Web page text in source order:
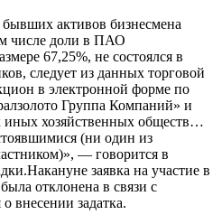
активов бизнесмена
числе доли в ПАО
67,25%, не состоялся в
следует из данных торговой
в электронной форме по
Группа Компаний» и
иных хозяйственных обществ…
(ни один из
— говорится в
заявка на участие в
отклонена в связи с
внесении задатка.